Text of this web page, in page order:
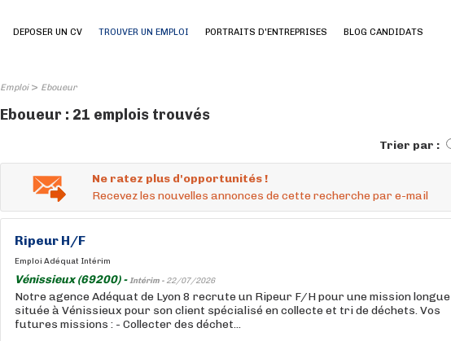
DEPOSER UN CV TROUVER UN EMPLOI PORTRAITS D'ENTREPRISES BLOG CANDIDATS
Emploi> Eboueur
Eboueur : 21 emplois trouvés
Trier par :
Ne ratez plus d'opportunités !
Recevez les nouvelles annonces de cette recherche par e-mail
Ripeur H/F
Emploi Adéquat Intérim
Vénissieux (69200) -Intérim - 22/07/2026
Notre agence Adéquat de Lyon 8 recrute un Ripeur F/H pour une mission longue
située à Vénissieux pour son client spécialisé en collecte et tri de déchets. Vos
futures missions : - Collecter des déchet...